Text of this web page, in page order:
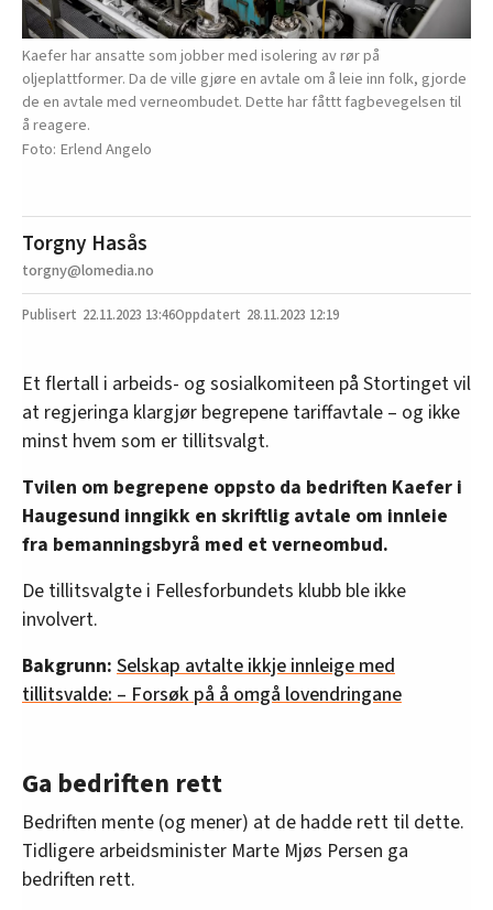
Kaefer har ansatte som jobber med isolering av rør på
oljeplattformer. Da de ville gjøre en avtale om å leie inn folk, gjorde
de en avtale med verneombudet. Dette har fåttt fagbevegelsen til
å reagere.
Erlend Angelo
Torgny Hasås
torgny@lomedia.no
22.11.2023 13:46 28.11.2023 12:19
Et flertall i arbeids- og sosialkomiteen på Stortinget vil
at regjeringa klargjør begrepene tariffavtale – og ikke
minst hvem som er tillitsvalgt.
Tvilen om begrepene oppsto da bedriften Kaefer i
Haugesund inngikk en skriftlig avtale om innleie
fra bemanningsbyrå med et verneombud.
De tillitsvalgte i Fellesforbundets klubb ble ikke
involvert.
Bakgrunn: Selskap avtalte ikkje innleige med
tillitsvalde: – Forsøk på å omgå lovendringane
Ga bedriften rett
Bedriften mente (og mener) at de hadde rett til dette.
Tidligere arbeidsminister Marte Mjøs Persen ga
bedriften rett.